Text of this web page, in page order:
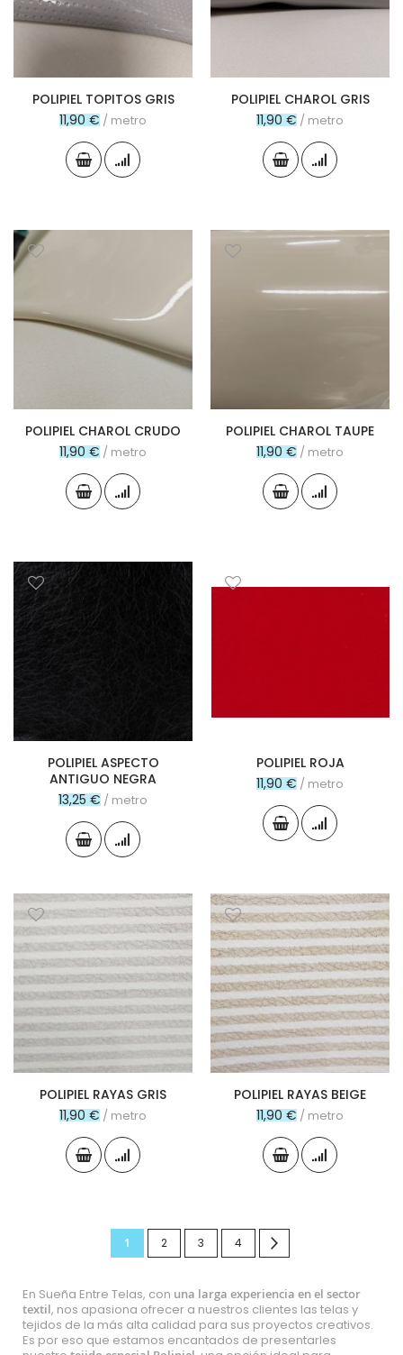
POLIPIEL TOPITOS GRIS
11,90 € / metro
POLIPIEL CHAROL GRIS
11,90 € / metro
POLIPIEL CHAROL CRUDO
11,90 € / metro
POLIPIEL CHAROL TAUPE
11,90 € / metro
POLIPIEL ASPECTO
ANTIGUO NEGRA
13,25 € / metro
POLIPIEL ROJA
11,90 € / metro
POLIPIEL RAYAS GRIS
11,90 € / metro
POLIPIEL RAYAS BEIGE
11,90 € / metro
Página
Actualmente
leyendo
página
1 Página
2 Página
3 Página
4
En Sueña Entre Telas, con una larga experiencia en el sector
textil, nos apasiona ofrecer a nuestros clientes las telas y
tejidos de la más alta calidad para sus proyectos creativos.
Es por eso que estamos encantados de presentarles